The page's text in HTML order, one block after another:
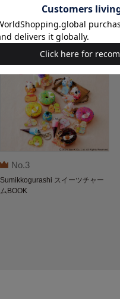
No.3
Sumikkogurashi スイーツチャー
ムBOOK